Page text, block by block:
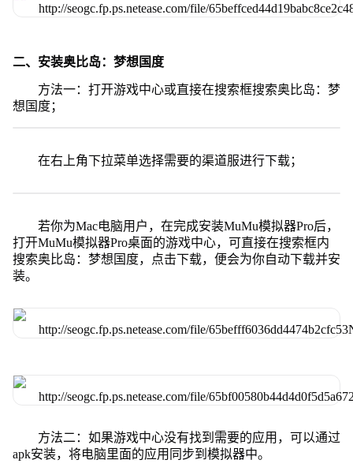
二、安装奥比岛：梦想国度
方法一：打开游戏中心或直接在搜索框搜索奥比岛：梦
想国度；
在右上角下拉菜单选择需要的渠道服进行下载；
若你为Mac电脑用户，在完成安装MuMu模拟器Pro后，
打开MuMu模拟器Pro桌面的游戏中心，可直接在搜索框内
搜索奥比岛：梦想国度，点击下载，便会为你自动下载并安
装。
方法二：如果游戏中心没有找到需要的应用，可以通过
apk安装，将电脑里面的应用同步到模拟器中。